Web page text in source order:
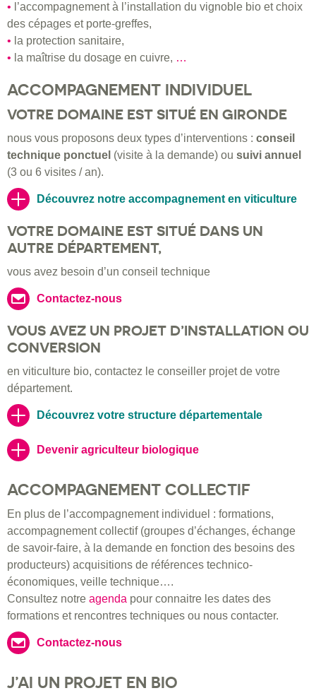
• l’accompagnement à l’installation du vignoble bio et choix
des cépages et porte-greffes,
• la protection sanitaire,
• la maîtrise du dosage en cuivre, …
ACCOMPAGNEMENT INDIVIDUEL
VOTRE DOMAINE EST SITUÉ EN GIRONDE
nous vous proposons deux types d’interventions : conseil
technique ponctuel (visite à la demande) ou suivi annuel
(3 ou 6 visites / an).
Découvrez notre accompagnement en viticulture
VOTRE DOMAINE EST SITUÉ DANS UN
AUTRE DÉPARTEMENT,
vous avez besoin d’un conseil technique
Contactez-nous
VOUS AVEZ UN PROJET D’INSTALLATION OU
CONVERSION
en viticulture bio, contactez le conseiller projet de votre
département.
Découvrez votre structure départementale
Devenir agriculteur biologique
ACCOMPAGNEMENT COLLECTIF
En plus de l’accompagnement individuel : formations,
accompagnement collectif (groupes d’échanges, échange
de savoir-faire, à la demande en fonction des besoins des
producteurs) acquisitions de références technico-
économiques, veille technique….
Consultez notre agenda pour connaitre les dates des
formations et rencontres techniques ou nous contacter.
Contactez-nous
J’AI UN PROJET EN BIO